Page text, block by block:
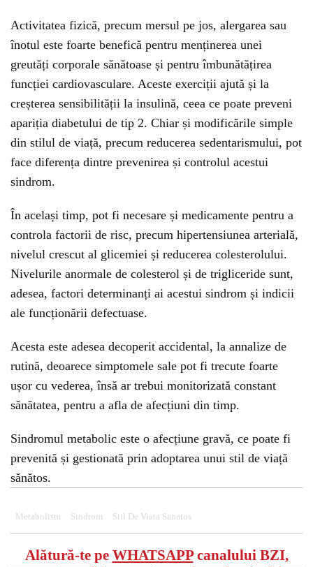
Activitatea fizică, precum mersul pe jos, alergarea sau
înotul este foarte benefică pentru menținerea unei
greutăți corporale sănătoase și pentru îmbunătățirea
funcției cardiovasculare. Aceste exerciții ajută și la
creșterea sensibilității la insulină, ceea ce poate preveni
apariția diabetului de tip 2. Chiar și modificările simple
din stilul de viață, precum reducerea sedentarismului, pot
face diferența dintre prevenirea și controlul acestui
sindrom.
În același timp, pot fi necesare și medicamente pentru a
controla factorii de risc, precum hipertensiunea arterială,
nivelul crescut al glicemiei și reducerea colesterolului.
Nivelurile anormale de colesterol și de trigliceride sunt,
adesea, factori determinanți ai acestui sindrom și indicii
ale funcționării defectuase.
Acesta este adesea decoperit accidental, la annalize de
rutină, deoarece simptomele sale pot fi trecute foarte
ușor cu vederea, însă ar trebui monitorizată constant
sănătatea, pentru a afla de afecțiuni din timp.
Sindromul metabolic este o afecțiune gravă, ce poate fi
prevenită și gestionată prin adoptarea unui stil de viață
sănătos.
Metabolism Sindrom Stil De Viata Sanatos
Alătură-te pe WHATSAPPcanalului BZI,